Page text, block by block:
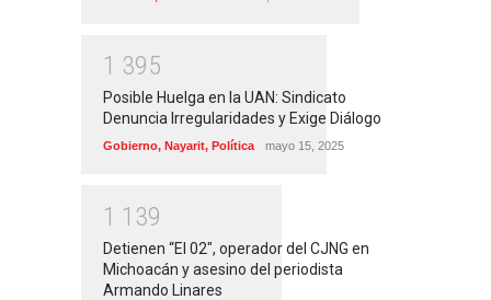
1 395
Posible Huelga en la UAN: Sindicato
Denuncia Irregularidades y Exige Diálogo
Gobierno, Nayarit, Política mayo 15, 2025
1 1 39
Detienen “El 02″, operador del CJNG en
Michoacán y asesino del periodista
Armando Linares